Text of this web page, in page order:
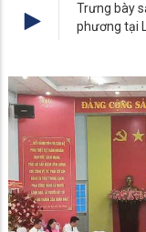
Trưng bày
phương tại